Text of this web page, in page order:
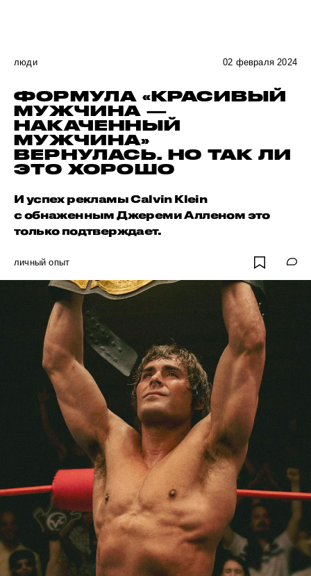
люди 02 февраля 2024
ФОРМУЛА «КРАСИВЫЙ
МУЖЧИНА —
НАКАЧЕННЫЙ
МУЖЧИНА»
ВЕРНУЛАСЬ. НО ТАК ЛИ
ЭТО ХОРОШО
И успех рекламы Calvin Klein
с обнаженным Джереми Алленом это
только подтверждает.
личный опыт